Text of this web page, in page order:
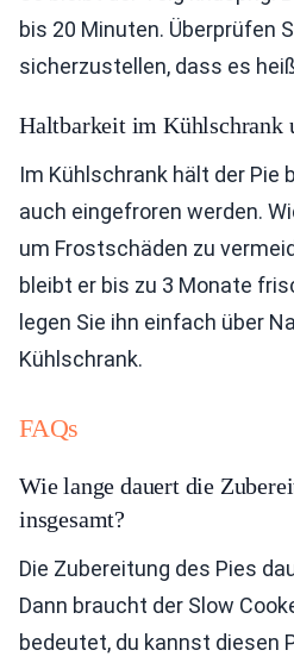
bis 20 Minuten. Überprüfen
sicherzustellen, dass es
Haltbarkeit im Kühlschrank
Im Kühlschrank hält der Pie
auch eingefroren werden.
um Frostschäden zu
bleibt er bis zu 3 Monate
legen Sie ihn einfach über
Kühlschrank.
FAQs
Wie lange dauert die
insgesamt?
Die Zubereitung des Pies
Dann braucht der Slow
bedeutet, du kannst diesen